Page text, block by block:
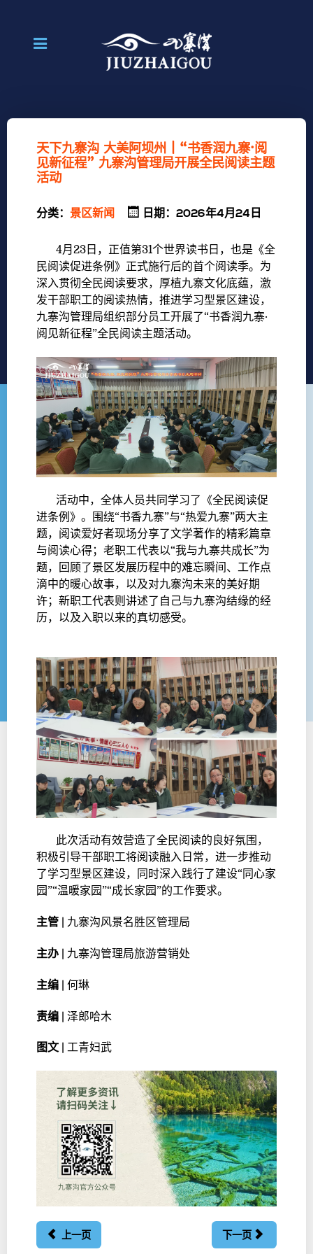
天下九寨沟 大美阿坝州 | “书香润九寨·阅
见新征程” 九寨沟管理局开展全民阅读主题
活动
分类： 景区新闻 日期：2026年4月24日
4月23日，正值第31个世界读书日，也是《全
民阅读促进条例》正式施行后的首个阅读季。为
深入贯彻全民阅读要求，厚植九寨文化底蕴，激
发干部职工的阅读热情，推进学习型景区建设，
九寨沟管理局组织部分员工开展了“书香润九寨·
阅见新征程”全民阅读主题活动。
活动中，全体人员共同学习了《全民阅读促
进条例》。围绕“书香九寨”与“热爱九寨”两大主
题，阅读爱好者现场分享了文学著作的精彩篇章
与阅读心得；老职工代表以“我与九寨共成长”为
题，回顾了景区发展历程中的难忘瞬间、工作点
滴中的暖心故事，以及对九寨沟未来的美好期
许；新职工代表则讲述了自己与九寨沟结缘的经
历，以及入职以来的真切感受。
此次活动有效营造了全民阅读的良好氛围，
积极引导干部职工将阅读融入日常，进一步推动
了学习型景区建设，同时深入践行了建设“同心家
园”“温暖家园”“成长家园”的工作要求。
主管 | 九寨沟风景名胜区管理局
主办 | 九寨沟管理局旅游营销处
主编 | 何琳
责编 | 泽郎哈木
图文 | 工青妇武
上一页 下一页